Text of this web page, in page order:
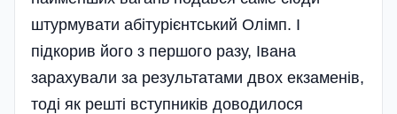
штурмувати абітурієнтський Олімп. І
підкорив його з першого разу, Івана
зарахували за результатами двох екзаменів,
тоді як решті вступників доводилося